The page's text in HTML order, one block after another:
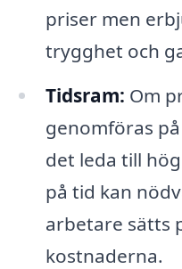
priser men
trygghet och
Tidsram: Om
genomföras
det leda till
på tid kan
arbetare sätts
kostnaderna.